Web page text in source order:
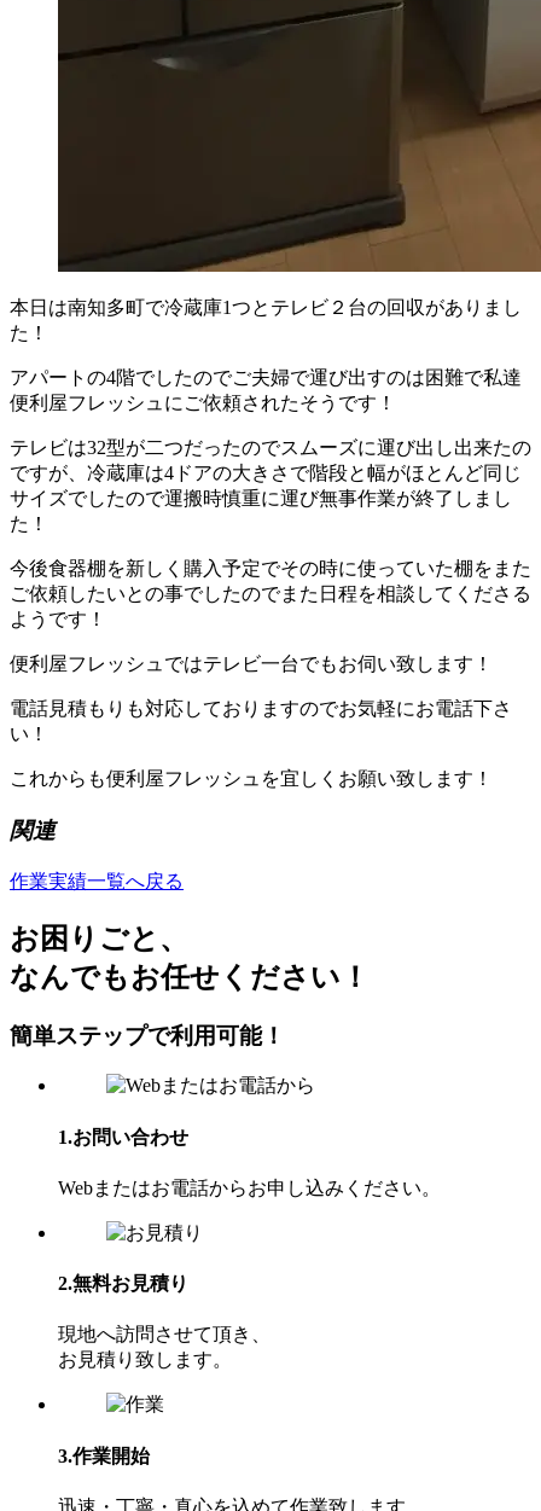
本日は南知多町で冷蔵庫1つとテレビ２台の回収がありまし
た！
アパートの4階でしたのでご夫婦で運び出すのは困難で私達
便利屋フレッシュにご依頼されたそうです！
テレビは32型が二つだったのでスムーズに運び出し出来たの
ですが、冷蔵庫は4ドアの大きさで階段と幅がほとんど同じ
サイズでしたので運搬時慎重に運び無事作業が終了しまし
た！
今後食器棚を新しく購入予定でその時に使っていた棚をまた
ご依頼したいとの事でしたのでまた日程を相談してくださる
ようです！
便利屋フレッシュではテレビ一台でもお伺い致します！
電話見積もりも対応しておりますのでお気軽にお電話下さ
い！
これからも便利屋フレッシュを宜しくお願い致します！
関連
作業実績一覧へ戻る
お困り ごと、
なんでもお任せください！
簡単ステップで利⽤可能！
1.お問い合わせ
Webまたはお電話からお申し込みください。
2.無料お見積り
現地へ訪問させて頂き、
お⾒積り致します。
3.作業開始
迅速・丁寧・真心を込めて作業致します。